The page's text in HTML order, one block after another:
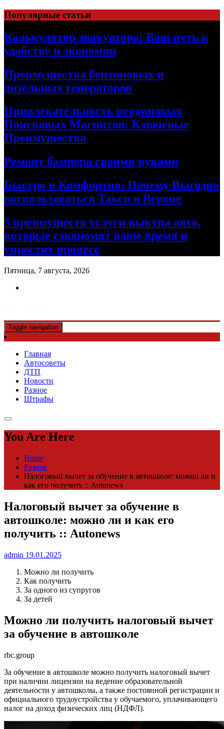
Skip
to
content
Популярные статьи
Калькулятор эвакуатора: Ваш путь к
удобству и экономии
Преимущества бензиновых и
дизельных генераторов
Привлекательность неодиновых
Поисковых Магнитов: Ключевые
Преимущества
Ремонт бампера своими руками
Быстро и Комфортно: Почему Выгодно
воспользоваться Такси в Вероне
5 преимуществ услуги выкупа авто,
которые сэкономят ваше время и
упростят процесс
Пятница, 7 августа, 2026
Toggle navigation
Главная
Автосоветы
ДТП
Новости
Разное
Штрафы
You Are Here
Home
Разное
Налоговый вычет за обучение в автошколе: можно ли и
как его получить :: Autonews
Налоговый вычет за обучение в
автошколе: можно ли и как его
получить :: Autonews
admin 19.01.2025
Можно ли получить
Как получить
За одного из супругов
За детей
Можно ли получить налоговый вычет
за обучение в автошколе
rbc.group
За обучение в автошколе можно получить налоговый вычет
при наличии лицензии на ведение образовательной
деятельности у автошколы, а также постоянной регистрации и
официального трудоустройства у обучаемого, уплачивающего
налог на доход физических лиц (НДФЛ).